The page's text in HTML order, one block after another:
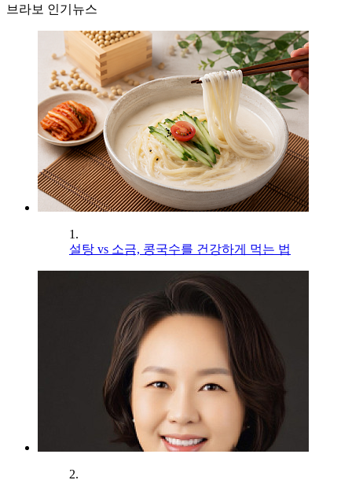
브라보 인기뉴스
1.
설탕 vs 소금, 콩국수를 건강하게 먹는 법
2.